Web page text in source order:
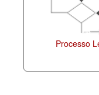
Processo Legislativo